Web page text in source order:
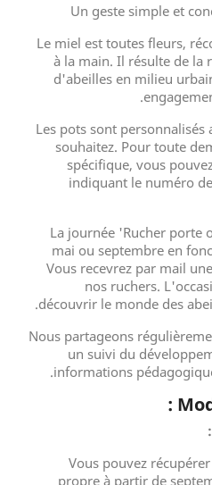
Un geste simple et
Le miel est toutes fleurs,
à la main. Il résulte de la
d'abeilles en milieu
Les pots sont
souhaitez. Pour toute
spécifique, vous
indiquant le numéro
La journée 'Rucher porte
mai ou septembre en
Vous recevrez par mail
nos ruchers.
découvrir le monde des
Nous partageons
un suivi du
informations
Vous pouvez
propre à partir de